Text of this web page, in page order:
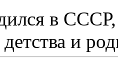
в
детства и